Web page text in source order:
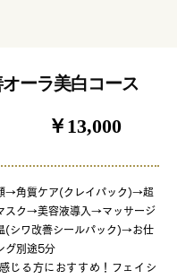
オーラ美白コース
￥13,000
→角質ケア(クレイパック)→超
スク→美容液導入→マッサージ
シワ改善シールパック)→お仕
グ別途5分
じる方に おすすめ ！フェイシ